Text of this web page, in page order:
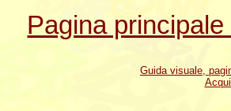
Pagina
Guida visuale,